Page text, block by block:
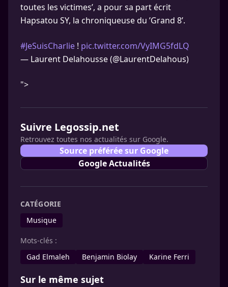
toutes les victimes’, a pour sa part écrit
Hapsatou SY, la chroniqueuse du ’Grand 8’.
#JeSuisCharlie ! pic.twitter.com/VyIMG5fdLQ
— Laurent Delahousse (@LaurentDelahous)
">
Suivre Legossip.net
Retrouvez toutes nos actualités sur Google.
Source préférée sur Google
Google Actualités
CATÉGORIE
Musique
Mots-clés :
Gad Elmaleh
Benjamin Biolay Karine Ferri
Sur le même sujet